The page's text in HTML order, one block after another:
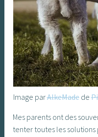
Image parAlkeMadede
Mes parents ont des
tenter toutes les